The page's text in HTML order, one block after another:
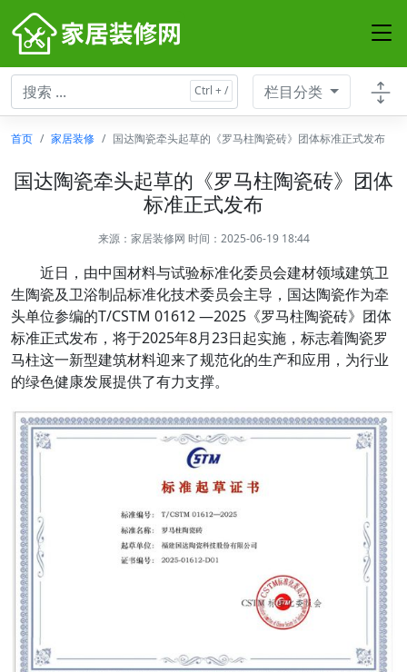
栏目分类
首页 家居装修 国达陶瓷牵头起草的《罗马柱陶瓷砖》团体标准正式发布
国达陶瓷牵头起草的《罗马柱陶瓷砖》团体
标准正式发布
来源： 家居装修网 时间：2025-06-19 18:44
近日，由中国材料与试验标准化委员会建材领域建筑卫
生陶瓷及卫浴制品标准化技术委员会主导，国达陶瓷作为牵
头单位参编的T/CSTM 01612 —2025《罗马柱陶瓷砖》团体
标准正式发布，将于2025年8月23日起实施，标志着陶瓷罗
马柱这一新型建筑材料迎来了规范化的生产和应用，为行业
的绿色健康发展提供了有力支撑。